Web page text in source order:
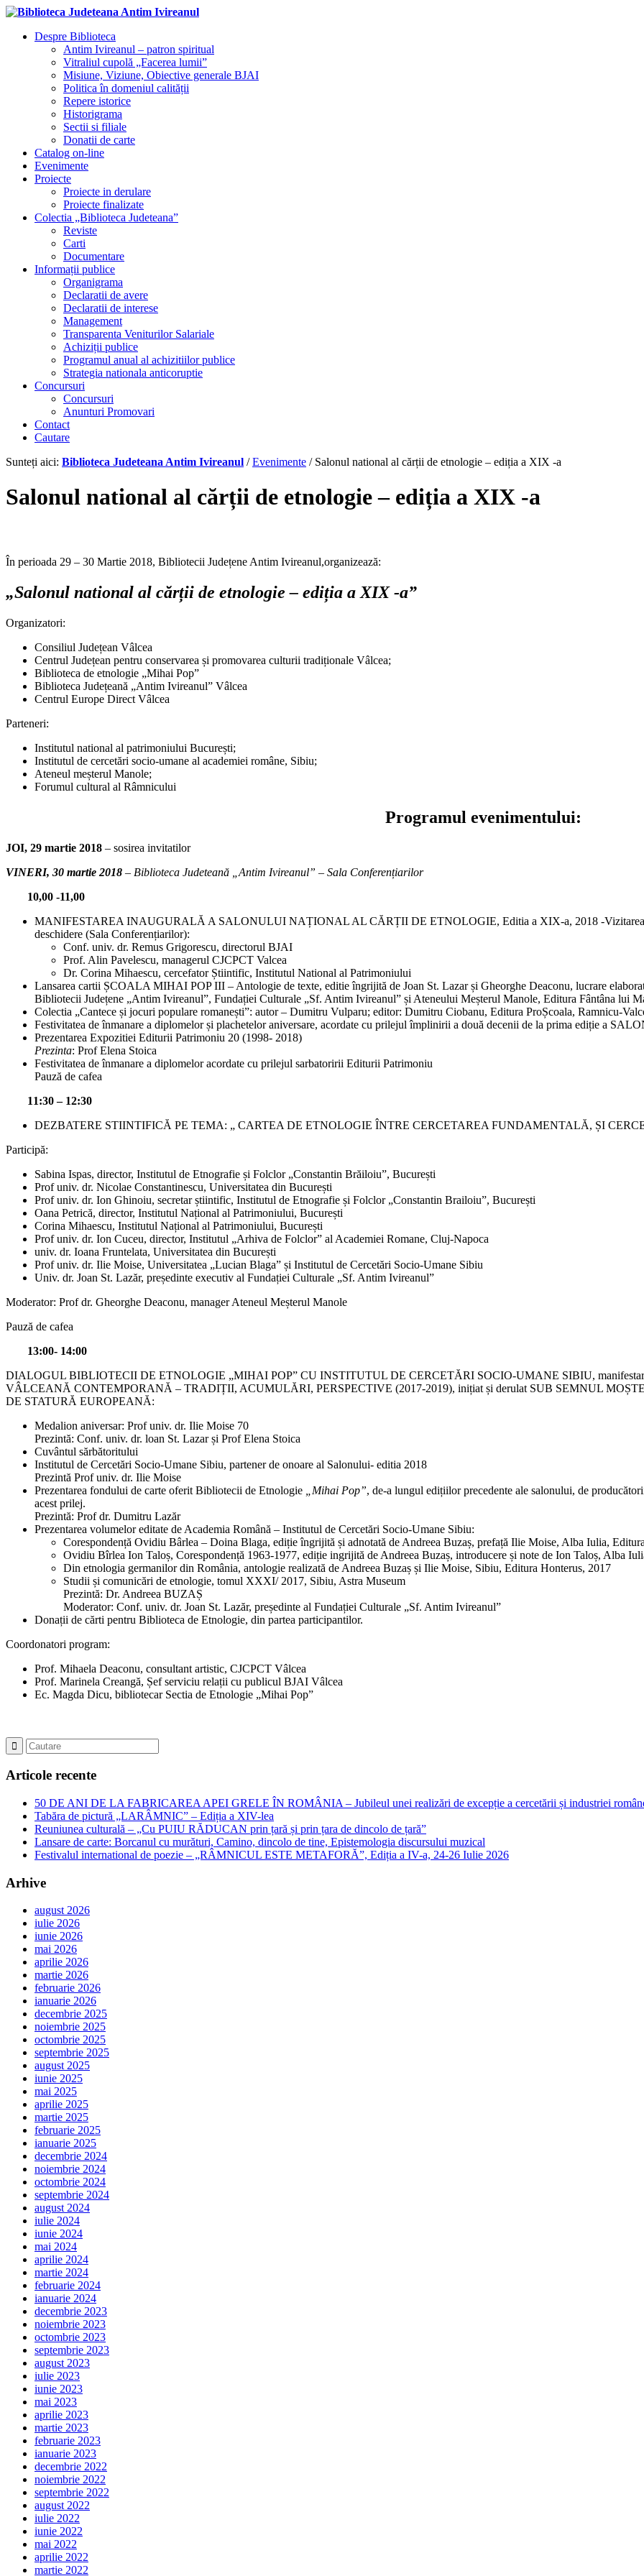
Despre Biblioteca
Antim Ivireanul – patron spiritual
Vitraliul cupolă „Facerea lumii”
Misiune, Viziune, Obiective generale BJAI
Politica în domeniul calității
Repere istorice
Historigrama
Sectii si filiale
Donatii de carte
Catalog on-line
Evenimente
Proiecte
Proiecte in derulare
Proiecte finalizate
Colectia „Biblioteca Judeteana”
Reviste
Carti
Documentare
Informații publice
Organigrama
Declaratii de avere
Declaratii de interese
Management
Transparenta Veniturilor Salariale
Achiziții publice
Programul anual al achizitiilor publice
Strategia nationala anticoruptie
Concursuri
Concursuri
Anunturi Promovari
Contact
Cautare
Sunteți aici: Biblioteca Judeteana Antim Ivireanul / Evenimente / Salonul national al cărții de etnologie – ediția a XIX -a
Salonul national al cărții de etnologie – ediția a XIX -a
În perioada 29 – 30 Martie 2018, Bibliotecii Județene Antim Ivireanul,organizează:
„Salonul national al cărții de etnologie – ediția a XIX -a”
Organizatori:
Consiliul Județean Vâlcea
Centrul Județean pentru conservarea și promovarea culturii tradiționale Vâlcea;
Biblioteca de etnologie „Mihai Pop”
Biblioteca Județeană „Antim Ivireanul” Vâlcea
Centrul Europe Direct Vâlcea
Parteneri:
Institutul national al patrimoniului București;
Institutul de cercetări socio-umane al academiei române, Sibiu;
Ateneul meșterul Manole;
Forumul cultural al Râmnicului
Programul evenimentului:
JOI, 29 martie 2018 – sosirea invitatilor
VINERI, 30 martie 2018 – Biblioteca Judeteană „Antim Ivireanul” – Sala Conferențiarilor
10,00 -11,00
MANIFESTAREA INAUGURALĂ A SALONULUI NAȚIONAL AL CĂRȚII DE ETNOLOGIE, Editia a XIX-a, 2018 -Vizitarea
deschidere (Sala Conferențiarilor):
Conf. univ. dr. Remus Grigorescu, directorul BJAI
Prof. Alin Pavelescu, managerul CJCPCT Valcea
Dr. Corina Mihaescu, cercefator Știintific, Institutul National al Patrimoniului
Lansarea cartii ȘCOALA MIHAI POP III – Antologie de texte, editie îngrijită de Joan St. Lazar și Gheorghe Deaconu, lucrare
Bibliotecii Județene „Antim Ivireanul”, Fundației Culturale „Sf. Antim Ivireanul” și Ateneului Meșterul Manole, Editura Fântâna lui
Colectia „Cantece și jocuri populare romanești”: autor – Dumitru Vulparu; editor: Dumitru Ciobanu, Editura ProȘcoala, Ramnicu-
Festivitatea de înmanare a diplomelor și plachetelor aniversare, acordate cu prilejul împlinirii a două decenii de la prima ediție a
Prezentarea Expozitiei Editurii Patrimoniu 20 (1998- 2018)
Prezinta: Prof Elena Stoica
Festivitatea de înmanare a diplomelor acordate cu prilejul sarbatoririi Editurii Patrimoniu
Pauză de cafea
11:30 – 12:30
DEZBATERE STIINTIFICĂ PE TEMA: „ CARTEA DE ETNOLOGIE ÎNTRE CERCETAREA FUNDAMENTALĂ, ȘI
Participă:
Sabina Ispas, director, Institutul de Etnografie și Folclor „Constantin Brăiloiu”, București
Prof univ. dr. Nicolae Constantinescu, Universitatea din București
Prof univ. dr. Ion Ghinoiu, secretar știintific, Institutul de Etnografie și Folclor „Constantin Brailoiu”, București
Oana Petrică, director, Institutul Național al Patrimoniului, București
Corina Mihaescu, Institutul Național al Patrimoniului, București
Prof univ. dr. Ion Cuceu, director, Institutul „Arhiva de Folclor” al Academiei Romane, Cluj-Napoca
univ. dr. Ioana Fruntelata, Universitatea din București
Prof univ. dr. Ilie Moise, Universitatea „Lucian Blaga” și Institutul de Cercetări Socio-Umane Sibiu
Univ. dr. Joan St. Lazăr, președinte executiv al Fundației Culturale „Sf. Antim Ivireanul”
Moderator: Prof dr. Gheorghe Deaconu, manager Ateneul Meșterul Manole
Pauză de cafea
13:00- 14:00
DIALOGUL BIBLIOTECII DE ETNOLOGIE „MIHAI POP” CU INSTITUTUL DE CERCETĂRI SOCIO-UMANE SIBIU,
VÂLCEANĂ CONTEMPORANĂ – TRADIȚII, ACUMULĂRI, PERSPECTIVE (2017-2019), inițiat și derulat SUB SEMNUL
DE STATURĂ EUROPEANĂ:
Medalion aniversar: Prof univ. dr. Ilie Moise 70
Prezintă: Conf. univ. dr. loan St. Lazar și Prof Elena Stoica
Cuvântul sărbătoritului
Institutul de Cercetări Socio-Umane Sibiu, partener de onoare al Salonului- editia 2018
Prezintă Prof univ. dr. Ilie Moise
Prezentarea fondului de carte oferit Bibliotecii de Etnologie
„Mihai Pop”, de-a lungul edițiilor precedente ale salonului, de
acest prilej.
Prezintă: Prof dr. Dumitru Lazăr
Prezentarea volumelor editate de Academia Română – Institutul de Cercetări Socio-Umane Sibiu:
Corespondență Ovidiu Bârlea – Doina Blaga, ediție îngrijită și adnotată de Andreea Buzaș, prefață Ilie Moise, Alba Iulia,
Ovidiu Bîrlea Ion Taloș, Corespondență 1963-1977, ediție ingrijită de Andreea Buzaș, introducere și note de Ion Taloș, Alba
Din etnologia germanilor din România, antologie realizată de Andreea Buzaș și Ilie Moise, Sibiu, Editura Honterus, 2017
Studii și comunicări de etnologie, tomul XXXI/ 2017, Sibiu, Astra Museum
Prezintă: Dr. Andreea BUZAȘ
Moderator: Conf. univ. dr. Joan St. Lazăr, președinte al Fundației Culturale „Sf. Antim Ivireanul”
Donații de cărti pentru Biblioteca de Etnologie, din partea participantilor.
Coordonatori program:
Prof. Mihaela Deaconu, consultant artistic, CJCPCT Vâlcea
Prof. Marinela Creangă, Șef serviciu relații cu publicul BJAI Vâlcea
Ec. Magda Dicu, bibliotecar Sectia de Etnologie „Mihai Pop”
Articole recente
50 DE ANI DE LA FABRICAREA APEI GRELE ÎN ROMÂNIA – Jubileul unei realizări de excepție a cercetării și industriei
Tabăra de pictură „LARÂMNIC” – Ediția a XIV-lea
Reuniunea culturală – „Cu PUIU RĂDUCAN prin țară și prin țara de dincolo de țară”
Lansare de carte: Borcanul cu murături, Camino, dincolo de tine, Epistemologia discursului muzical
Festivalul international de poezie – „RÂMNICUL ESTE METAFORĂ”, Ediția a IV-a, 24-26 Iulie 2026
Arhive
august 2026
iulie 2026
iunie 2026
mai 2026
aprilie 2026
martie 2026
februarie 2026
ianuarie 2026
decembrie 2025
noiembrie 2025
octombrie 2025
septembrie 2025
august 2025
iunie 2025
mai 2025
aprilie 2025
martie 2025
februarie 2025
ianuarie 2025
decembrie 2024
noiembrie 2024
octombrie 2024
septembrie 2024
august 2024
iulie 2024
iunie 2024
mai 2024
aprilie 2024
martie 2024
februarie 2024
ianuarie 2024
decembrie 2023
noiembrie 2023
octombrie 2023
septembrie 2023
august 2023
iulie 2023
iunie 2023
mai 2023
aprilie 2023
martie 2023
februarie 2023
ianuarie 2023
decembrie 2022
noiembrie 2022
septembrie 2022
august 2022
iulie 2022
iunie 2022
mai 2022
aprilie 2022
martie 2022